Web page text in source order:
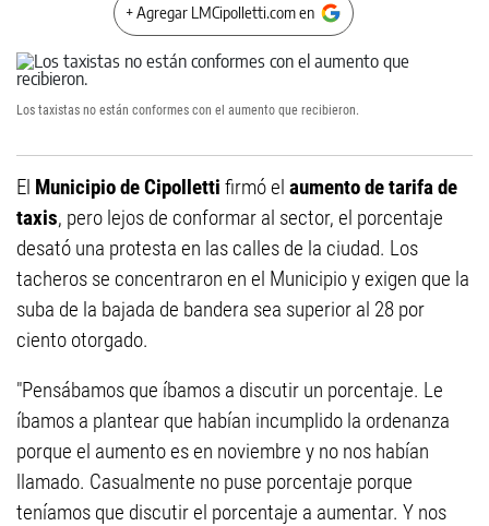
+ Agregar LMCipolletti.com en
Los taxistas no están conformes con el aumento que recibieron.
El Municipio de Cipolletti firmó el aumento de tarifa de
taxis, pero lejos de conformar al sector, el porcentaje
desató una protesta en las calles de la ciudad. Los
tacheros se concentraron en el Municipio y exigen que la
suba de la bajada de bandera sea superior al 28 por
ciento otorgado.
"Pensábamos que íbamos a discutir un porcentaje. Le
íbamos a plantear que habían incumplido la ordenanza
porque el aumento es en noviembre y no nos habían
llamado. Casualmente no puse porcentaje porque
teníamos que discutir el porcentaje a aumentar. Y nos